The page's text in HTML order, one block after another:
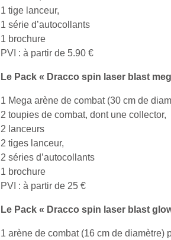
1 tige lanceur,
1 série d’autocollants
1 brochure
PVI : à partir de 5.90 €
Le Pack « Dracco spin laser blast
1 Mega arène de combat (30 cm de
2 toupies de combat, dont une collector,
2 lanceurs
2 tiges lanceur,
2 séries d’autocollants
1 brochure
PVI : à partir de 25 €
Le Pack « Dracco spin laser blast
1 arène de combat (16 cm de diamètre)